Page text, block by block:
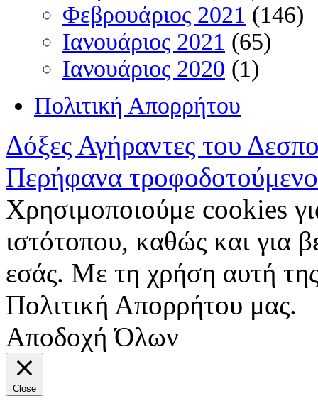
Φεβρουάριος 2021 (146)
Ιανουάριος 2021 (65)
Ιανουάριος 2020 (1)
Πολιτική Απορρήτου
Δόξες Αγήραντες του
Περήφανα
Χρησιμοποιούμε cookies
ιστότοπου, καθώς και για
εσάς. Με τη χρήση αυτή
Πολιτική Απορρήτου μας.
Αποδοχή Όλων
Close